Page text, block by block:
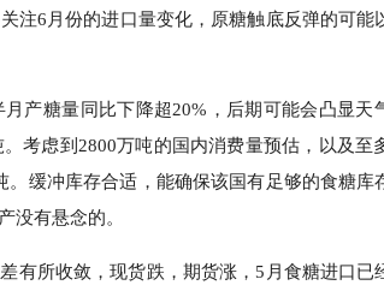
注6月份的进口量变化，原糖触底反弹的可能
产糖量同比下降超20%，后期可能会凸显天
考虑到2800万吨的国内消费量预估，以及至
。缓冲库存合适，能确保该国有足够的食糖库
没有悬念的。
有所收敛，现货跌，期货涨，5月食糖进口已